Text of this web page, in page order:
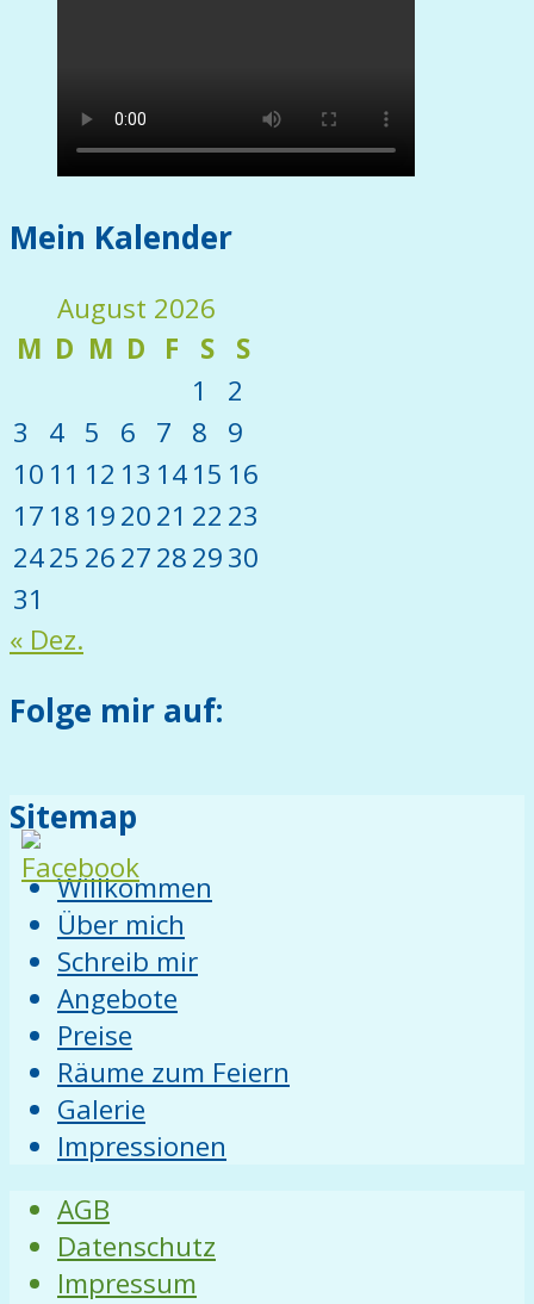
Mein Kalender
August 2026
M D M D F S
S
1
2
3
4 5 6 7 8
9
10 11 12 13 1415 16
17 18 192021 22 23
2425 2627282930
31
« Dez.
Folge mir auf:
Sitemap
Willkommen
Über mich
Schreib mir
Angebote
Preise
Räume zum Feiern
Galerie
Impressionen
AGB
Datenschutz
Impressum